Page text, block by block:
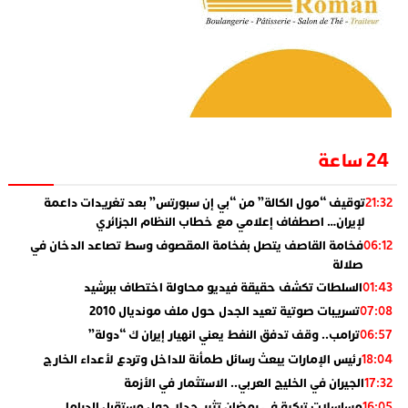
24 ساعة
21:32توقيف “مول الكالة” من “بي إن سبورتس” بعد تغريدات داعمة
لإيران… اصطفاف إعلامي مع خطاب النظام الجزائري
06:12فخامة القاصف يتصل بفخامة المقصوف وسط تصاعد الدخان في
صلالة
01:43السلطات تكشف حقيقة فيديو محاولة اختطاف ببرشيد
07:08تسريبات صوتية تعيد الجدل حول ملف مونديال 2010
06:57ترامب.. وقف تدفق النفط يعني انهيار إيران ك “دولة”
18:04رئيس الإمارات يبعث رسائل طمأنة للداخل وتردع لأعداء الخارج
17:32الجيران في الخليج العربي.. الاستثمار في الأزمة